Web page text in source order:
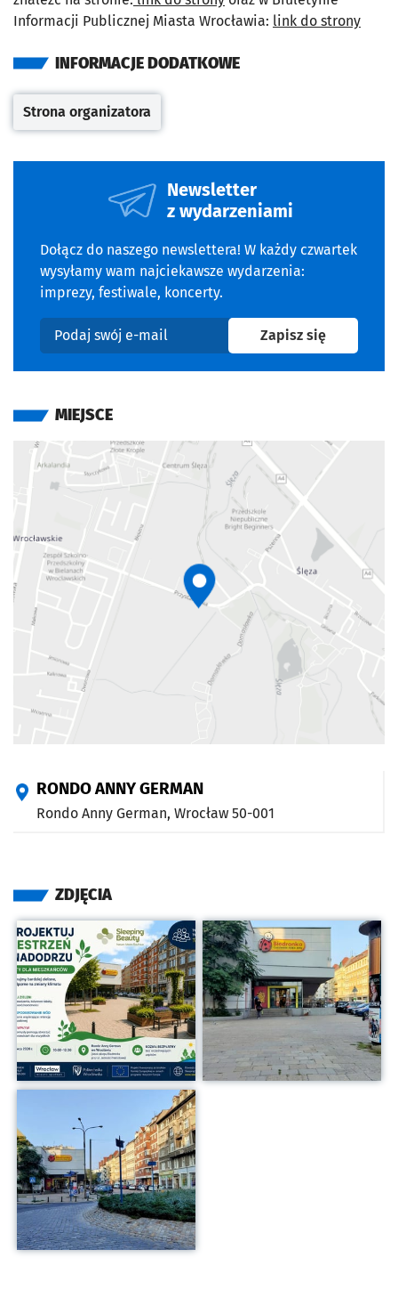
Informacji Publicznej Miasta Wrocławia: link do strony
INFORMACJE DODATKOWE
Otwiera się w nowej karcie
Strona organizatora
Newsletter
z wydarzeniami
Dołącz do naszego newslettera! W każdy czwartek
wysyłamy wam najciekawsze wydarzenia:
imprezy, festiwale, koncerty.
Podaj swój e-mail
Zapisz sięna
MIEJSCE
RONDO ANNY GERMAN
Rondo Anny German, Wrocław 50-001
ZDJĘCIA
Kliknij, aby powiększyć Kliknij, aby powiększyć